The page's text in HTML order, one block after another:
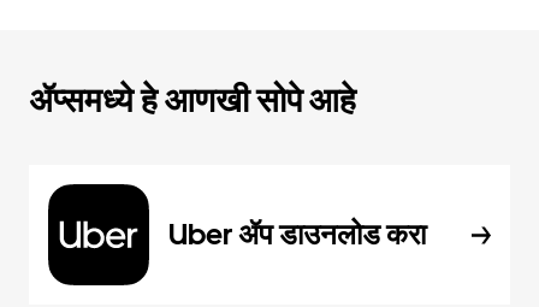
ॲप्समध्ये हे आणखी सोपे आहे
Uber ॲप डाउनलोड करा